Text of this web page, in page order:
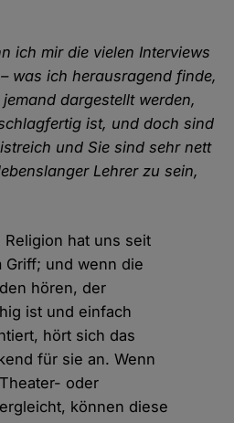
ich mir die vielen Interviews
was ich herausragend finde,
dargestellt werden,
ist, und doch sind
und Sie sind sehr nett
Lehrer zu sein,
Religion hat uns seit
Griff; und wenn die
hören, der
ist und einfach
hört sich das
für sie an. Wenn
oder
können diese